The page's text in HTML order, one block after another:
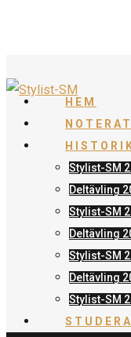
HEM
NOTERAT
Stylist-SM
Deltävling
Stylist-SM
Deltävling
Stylist-SM
Deltävling
Stylist-SM